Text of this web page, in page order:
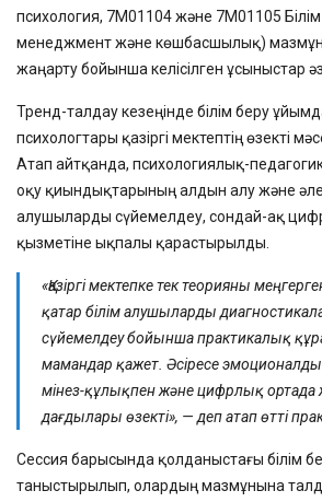
психология, 7М01104 және 7М01105 Білім
менеджмент және көшбасшылық)
жаңарту бойынша келісілген ұсыныстар
Тренд-талдау кезеңінде білім беру
психологтары қазіргі мектептің өзекті
Атап айтқанда, психологиялық-
оқу қиындықтарының алдын алу және
алушыларды сүйемелдеу, сондай-ақ
қызметіне ықпалы қарастырылды.
«Қазіргі мектепке тек теорияны
қатар білім алушыларды
сүйемелдеу бойынша практикалық
мамандар қажет. Әсіресе
мінез-құлықпен және цифрлық ортада
дағдылары өзекті», — деп атап өтті
Сессия барысында қолданыстағы білім
таныстырылып, олардың мазмұнына